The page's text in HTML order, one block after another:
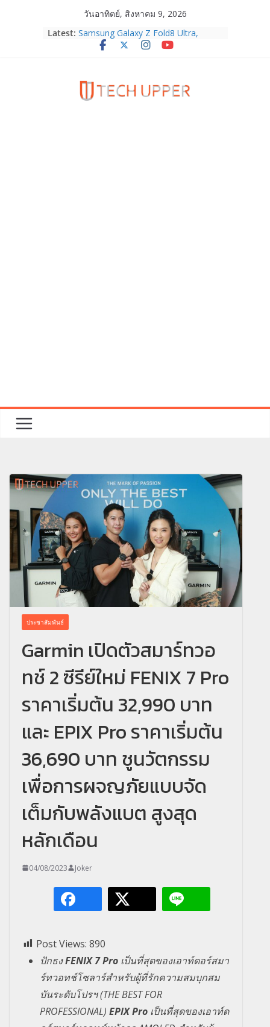
วันอาทิตย์, สิงหาคม 9, 2026
Latest: Samsung Galaxy Z Fold8 Ultra,
Fold8, Flip8, Watch Ultra2 และ
HUAWEI Pura 90s Series 5G+ ซื้อกับ
True 5G ลดสูงสุด 19,400 บาท พร้อม
ประชาสัมพันธ์
Garmin เปิดตัวสมาร์ทวอ
ทช์ 2 ซีรีย์ใหม่ FENIX 7 Pro
ราคาเริ่มต้น 32,990 บาท
และ EPIX Pro ราคาเริ่มต้น
36,690 บาท ชูนวัตกรรม
เพื่อการผจญภัยแบบจัด
เต็มกับพลังแบต สูงสุด
หลักเดือน
04/08/2023 Joker
Post Views: 890
ปักธงFENIX 7 Pro เป็นที่สุดของเอาท์ดอร์สมา
ร์ทวอทช์โซลาร์สำหรับผู้ที่รักความสมบุกสม
บันระดับโปรฯ(THE BEST FOR
PROFESSIONAL) EPIX Pro เป็นที่สุดของเอาท์ด